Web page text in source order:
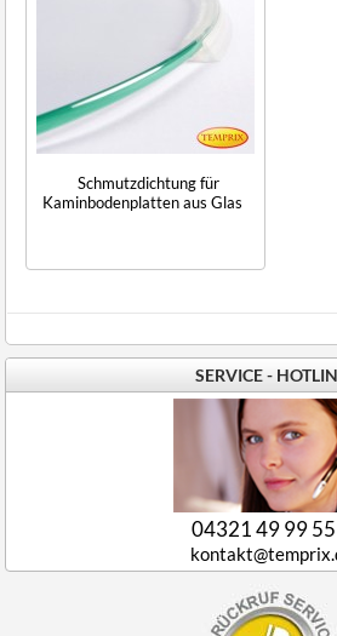
Schmutzdichtung für
Kaminbodenplatten aus Glas
SERVICE -
04321 49 99